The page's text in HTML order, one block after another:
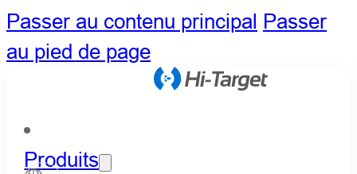
Passer au contenu principal Passer
au pied de page
Produits